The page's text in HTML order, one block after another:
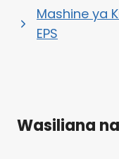
Mashine ya
EPS
Wasiliana